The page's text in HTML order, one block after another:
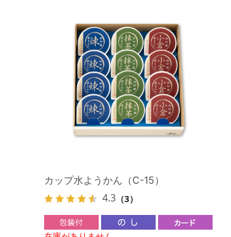
カップ水ようかん（C-15）
4.3 （3）